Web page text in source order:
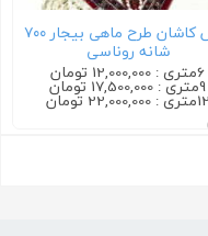
فرش کاشان طرح ماهی بیجار ۷۰۰
فرش ترمه ۷۰۰ شانه سرمه ای
6متری : 12,000,000 تومان
9متری : 17,500,000 تومان
12متری : 22,000,000 تومان